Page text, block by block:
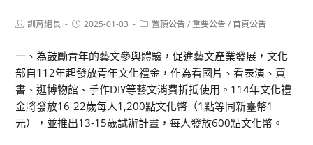
Post訓育組長
Post2025-01-03
Post置頂公告 / 重要公告 / 首頁公告
一、為鼓勵青年的藝文參與體驗，促進藝文產業發展，文化
部自112年起發放青年文化禮金，作為看國片、看表演、買
書、逛博物館、手作DIY等藝文消費折抵使用。114年文化禮
金將發放16-22歲每人1,200點文化幣（1點等同新臺幣1
元），並推出13-15歲試辦計畫，每人發放600點文化幣。